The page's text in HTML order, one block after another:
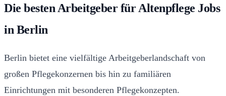
Die besten Arbeitgeber für Altenpflege Jobs
in Berlin
Berlin bietet eine vielfältige Arbeitgeberlandschaft von
großen Pflegekonzernen bis hin zu familiären
Einrichtungen mit besonderen Pflegekonzepten.